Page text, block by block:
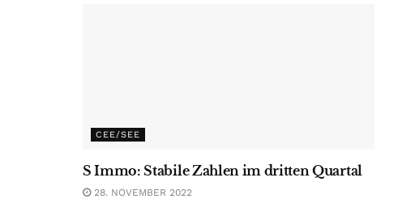
CEE/SEE
S Immo: Stabile Zahlen im dritten Quartal
28. NOVEMBER 2022